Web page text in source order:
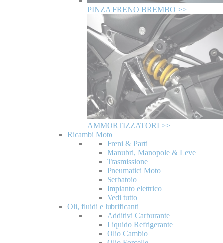
PINZA FRENO BREMBO >>
AMMORTIZZATORI >>
Ricambi Moto
Freni & Parti
Manubri, Manopole & Leve
Trasmissione
Pneumatici Moto
Serbatoio
Impianto elettrico
Vedi tutto
Oli, fluidi e lubrificanti
Additivi Carburante
Liquido Refrigerante
Olio Cambio